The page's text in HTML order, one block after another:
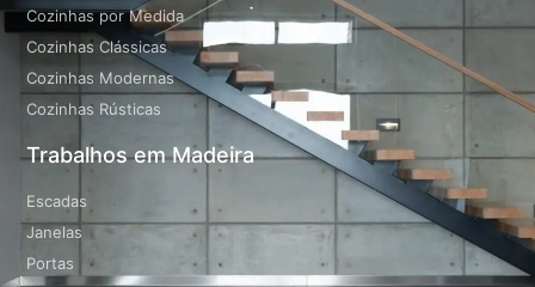
Cozinhas por Medida
Cozinhas Clássicas
Cozinhas Modernas
Cozinhas Rústicas
Trabalhos em Madeira
Escadas
Janelas
Portas